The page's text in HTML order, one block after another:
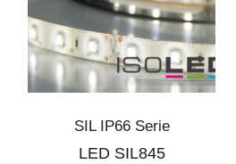
SIL IP66 Serie
LED SIL845